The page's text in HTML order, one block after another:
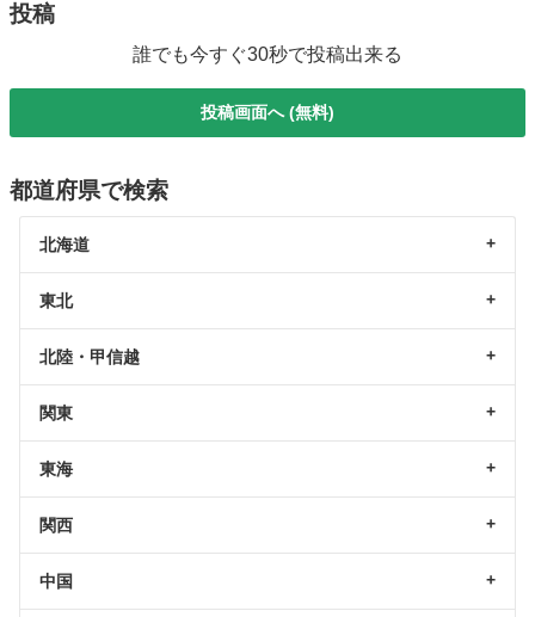
投稿
誰でも今すぐ30秒で投稿出来る
投稿画面へ (無料)
都道府県で検索
北海道
東北
北陸・甲信越
関東
東海
関西
中国